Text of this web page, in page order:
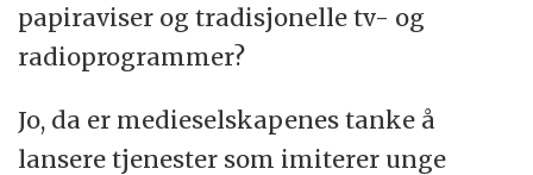
papiraviser og tradisjonelle tv- og
radioprogrammer?
Jo, da er medieselskapenes tanke å
lansere tjenester som imiterer unge